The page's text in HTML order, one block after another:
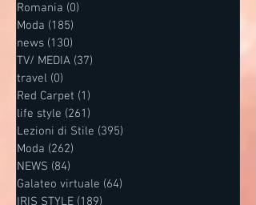
Romania (0)
Moda (185)
news (130)
TV/ MEDIA (37)
travel (0)
Red Carpet (1)
life style (261)
Lezioni di Stile (395)
Moda (262)
NEWS (84)
Galateo virtuale (64)
IRIS STYLE (189)